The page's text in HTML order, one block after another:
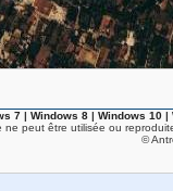
7 | Windows 8 | Windows 10 |
ne peut être utilisée ou
©